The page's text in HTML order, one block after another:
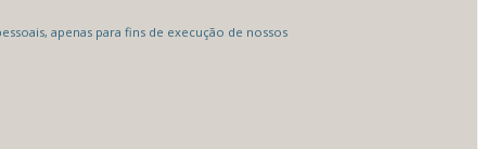
apenas para fins de execução de nossos